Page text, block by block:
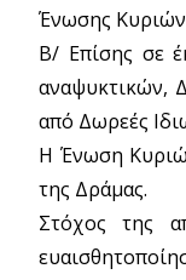
Ένωσης
Β/ Επίσης σε
αναψυκτικών,
από Δωρεές
Η Ένωση
της Δράμας.
Στόχος της